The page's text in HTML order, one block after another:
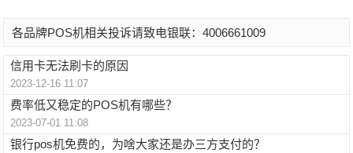
各品牌POS机相关投诉请致电银联：4006661009
信用卡无法刷卡的原因
2023-12-16 11:07
费率低又稳定的POS机有哪些？
2023-07-01 11:08
银行pos机免费的，为啥大家还是办三方支付的？